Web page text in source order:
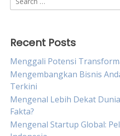
for:
Recent Posts
Menggali Potensi
Mengembangkan Bisnis
Terkini
Mengenal Lebih Dekat
Fakta?
Mengenal Startup Global: